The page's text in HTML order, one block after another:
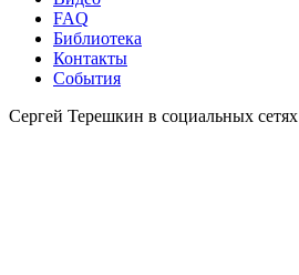
FAQ
Библиотека
Контакты
События
Сергей Терешкин в социальных сетях